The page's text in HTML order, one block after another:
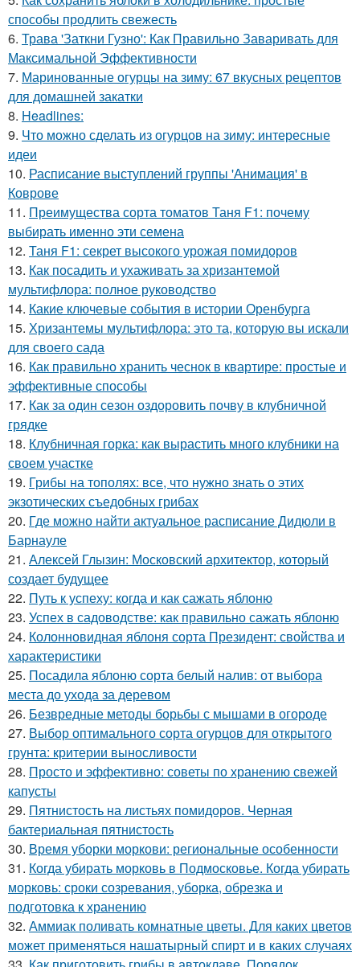
способы продлить свежесть
6. Трава 'Заткни Гузно': Как Правильно Заваривать для
Максимальной Эффективности
7. Маринованные огурцы на зиму: 67 вкусных рецептов
для домашней закатки
8. Headlines:
9. Что можно сделать из огурцов на зиму: интересные
идеи
10. Расписание выступлений группы 'Анимация' в
Коврове
11. Преимущества сорта томатов Таня F1: почему
выбирать именно эти семена
12. Таня F1: секрет высокого урожая помидоров
13. Как посадить и ухаживать за хризантемой
мультифлора: полное руководство
14. Какие ключевые события в истории Оренбурга
15. Хризантемы мультифлора: это та, которую вы искали
для своего сада
16. Как правильно хранить чеснок в квартире: простые и
эффективные способы
17. Как за один сезон оздоровить почву в клубничной
грядке
18. Клубничная горка: как вырастить много клубники на
своем участке
19. Грибы на тополях: все, что нужно знать о этих
экзотических съедобных грибах
20. Где можно найти актуальное расписание Дидюли в
Барнауле
21. Алексей Глызин: Московский архитектор, который
создает будущее
22. Путь к успеху: когда и как сажать яблоню
23. Успех в садоводстве: как правильно сажать яблоню
24. Колонновидная яблоня сорта Президент: свойства и
характеристики
25. Посадила яблоню сорта белый налив: от выбора
места до ухода за деревом
26. Безвредные методы борьбы с мышами в огороде
27. Выбор оптимального сорта огурцов для открытого
грунта: критерии выносливости
28. Просто и эффективно: советы по хранению свежей
капусты
29. Пятнистость на листьях помидоров. Черная
бактериальная пятнистость
30. Время уборки моркови: региональные особенности
31. Когда убирать морковь в Подмосковье. Когда убирать
морковь: сроки созревания, уборка, обрезка и
подготовка к хранению
32. Аммиак поливать комнатные цветы. Для каких цветов
может применяться нашатырный спирт и в каких случаях